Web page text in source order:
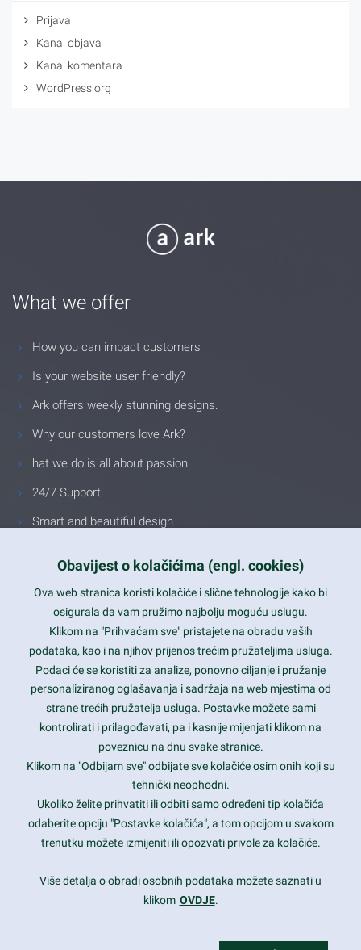
Prijava
Kanal objava
Kanal komentara
WordPress.org
What we offer
How you can impact customers
Is your website user friendly?
Ark offers weekly stunning designs.
Why our customers love Ark?
hat we do is all about passion
24/7 Support
Smart and beautiful design
Latest trends and much more...
Contact Info
1600 Amphitheatre Parkway, Mountain View, CA 94043
prothemes.net@gmail.com
Daily: 9:00 am - 6:00 pm
Sunday: Closed
Copyright 2017FRESHFACE© All Rights Reserved
Obavijest o kolačićima (engl. cookies)
Ova web stranica koristi kolačiće i slične tehnologije kako bi
osigurala da vam pružimo najbolju moguću uslugu.
Klikom na "Prihvaćam sve" pristajete na obradu vaših
podataka, kao i na njihov prijenos trećim pružateljima usluga.
Podaci će se koristiti za analize, ponovno ciljanje i pružanje
personaliziranog oglašavanja i sadržaja na web mjestima od
strane trećih pružatelja usluga. Postavke možete sami
kontrolirati i prilagođavati, pa i kasnije mijenjati klikom na
poveznicu na dnu svake stranice.
Klikom na "Odbijam sve" odbijate sve kolačiće osim onih koji su
tehnički neophodni.
Ukoliko želite prihvatiti ili odbiti samo određeni tip kolačića
odaberite opciju "Postavke kolačića", a tom opcijom u svakom
trenutku možete izmijeniti ili opozvati privole za kolačiće.
Više detalja o obradi osobnih podataka možete saznati u
klikom OVDJE.